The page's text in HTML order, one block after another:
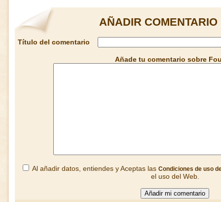
AÑADIR
Título del comentario
Añade tu comentario sobre
Al añadir datos, entiendes y Aceptas las Condiciones de uso
el uso del Web.